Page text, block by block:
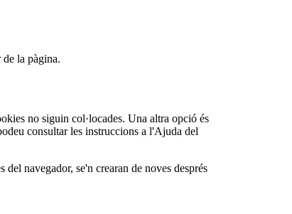
la pàgina.
no siguin col·locades. Una altra opció és
consultar les instruccions a l'Ajuda del
navegador, se'n crearan de noves després